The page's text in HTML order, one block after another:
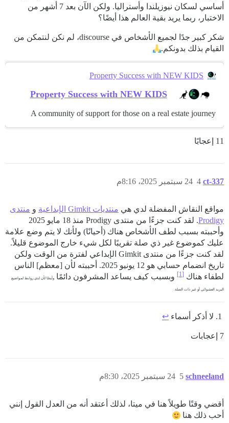
أساسي لسكان نيوزيلندا وأستراليا. ولكن الآن بعد 7 أشهر من
الاختبار، ربما يريد بقية العالم هذا أيضًا؟
شكر كبير جدًا لجميع الأشخاص في discourse، لم نكن لنتمكن من
القيام بذلك بدونكم.
Property Success with NEW KIDS
Property Success with NEW KIDS
A community of support for those on a real estate journey
11 إعجابًا
ct-337 24 سبتمبر 2025، 8:16م 4
مواقع النقاش المفضلة لدي هي منتديات Gimkit الإبداعية و منتدى
Prodigy
. لقد كنت جزءًا من منتدى Prodigy منذ 18 مايو 2025
وأحببته بسبب لطف الأشخاص هناك (أحيانًا) ولأنك لا يتم وضع علامة
عليك كموضوع غير ذي صلة تقريبًا لكل شيء خارج الموضوع قليلاً.
لقد كنت جزءًا من منتدى Gimkit الإبداعي لفترة من الوقت ولكن
تاريخ انضمام حسابي هو 12 يونيو 2025. أحببته لأن [معظم] الناس
لطفاء هناك [1] وبسبب كيف يساعد المشرفون دائمًا وأيضًا لأن لدي روابط لمواضيع
البريد العشوائي أو غير ذات الصلة.
لا أذكر أسماء ↩︎
7 إعجابات
schneeland 24 سبتمبر 2025، 8:30م 5
أقضي وقتًا طويلاً هنا في ميتا، لذلك أعتقد أنه من العدل القول إنني
أحب ذلك هنا